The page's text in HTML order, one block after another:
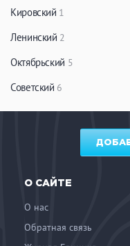
Кировский 1
Ленинский 2
Октябрьский 5
Советский 6
О САЙТЕ
О нас
Обратная связь